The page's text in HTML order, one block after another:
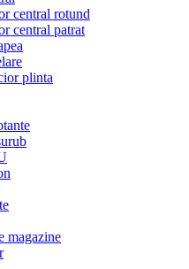
central rotund
central patrat
plinta
magazine